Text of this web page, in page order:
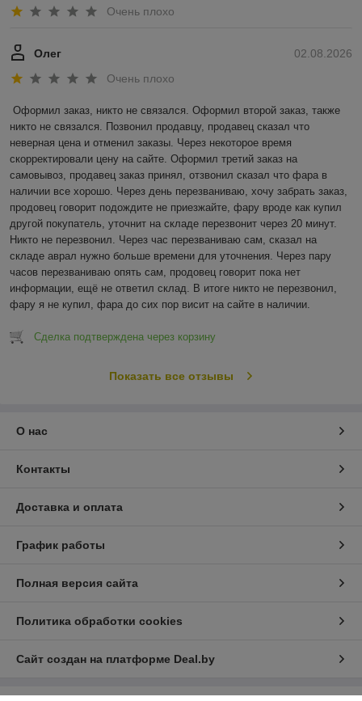
Очень плохо
02.08.2026
Олег
Очень плохо
Оформил заказ, никто не связался. Оформил второй заказ, также
никто не связался. Позвонил продавцу, продавец сказал что
неверная цена и отменил заказы. Через некоторое время
скорректировали цену на сайте. Оформил третий заказ на
самовывоз, продавец заказ принял, отзвонил сказал что фара в
наличии все хорошо. Через день перезваниваю, хочу забрать заказ,
продовец говорит подождите не приезжайте, фару вроде как купил
другой покупатель, уточнит на складе перезвонит через 20 минут.
Никто не перезвонил. Через час перезваниваю сам, сказал на
складе аврал нужно больше времени для уточнения. Через пару
часов перезваниваю опять сам, продовец говорит пока нет
информации, ещё не ответил склад. В итоге никто не перезвонил,
фару я не купил, фара до сих пор висит на сайте в наличии.
Сделка подтверждена через корзину
Показать все отзывы
О нас
Контакты
Доставка и оплата
График работы
Полная версия сайта
Политика обработки cookies
Сайт создан на платформе Deal.by